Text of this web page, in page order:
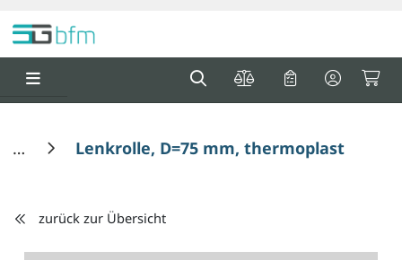
Lenkrolle, D=75 mm, thermoplastischer
zurück zur Übersicht